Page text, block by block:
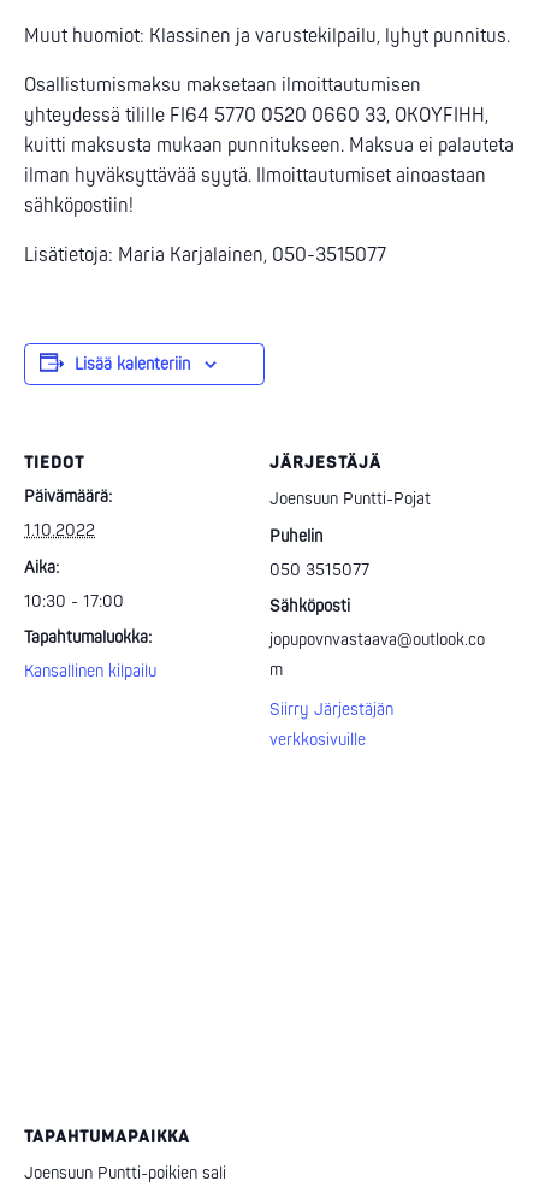
Muut huomiot: Klassinen ja varustekilpailu, lyhyt punnitus.
Osallistumismaksu maksetaan ilmoittautumisen
yhteydessä tilille FI64 5770 0520 0660 33, OKOYFIHH,
kuitti maksusta mukaan punnitukseen. Maksua ei palauteta
ilman hyväksyttävää syytä. Ilmoittautumiset ainoastaan
sähköpostiin!
Lisätietoja: Maria Karjalainen, 050-3515077
Lisää kalenteriin
TIEDOT
Päivämäärä:
1.10.2022
Aika:
10:30 - 17:00
Tapahtumaluokka:
Kansallinen kilpailu
JÄRJESTÄJÄ
Joensuun Puntti-Pojat
Puhelin
050 3515077
Sähköposti
jopupovnvastaava@outlook.co
m
Siirry Järjestäjän
verkkosivuille
TAPAHTUMAPAIKKA
Joensuun Puntti-poikien sali